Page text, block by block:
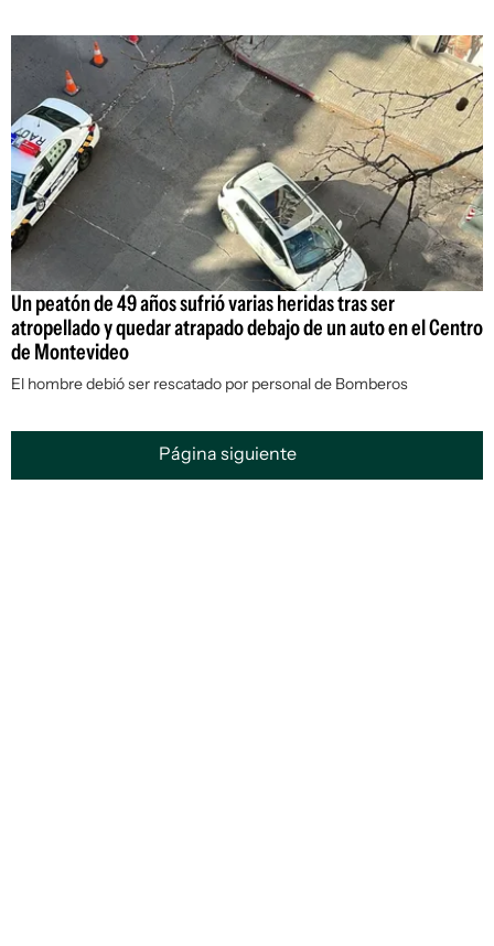
Un peatón de 49 años sufrió varias heridas tras ser
atropellado y quedar atrapado debajo de un auto en el Centro
de Montevideo
El hombre debió ser rescatado por personal de Bomberos
Página siguiente